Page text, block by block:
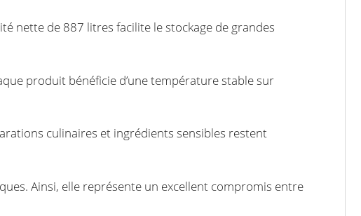
nette de 887 litres facilite le stockage de grandes
produit bénéficie d’une température stable sur
culinaires et ingrédients sensibles restent
Ainsi, elle représente un excellent compromis entre